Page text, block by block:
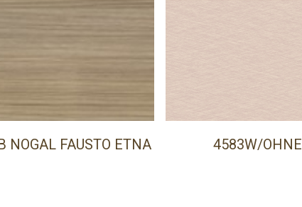
NOGAL FAUSTO ETNA 4583W/OHNE